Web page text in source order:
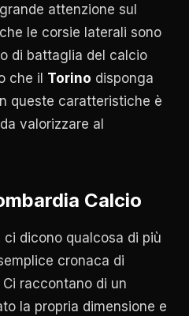
attenzione sul
le corsie laterali sono
di battaglia del calcio
che il Torino disponga
queste caratteristiche è
valorizzare al
Calcio
ci dicono qualcosa di più
cronaca di
raccontano di un
la propria dimensione e